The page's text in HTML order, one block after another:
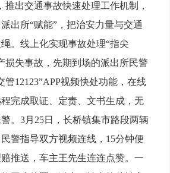
推出交通事故快速处理工作机制，
出所“赋能”，把治安力量与交通
。线上化实现事故处理“指尖
损失事故，先期到场的派出所民警
管12123”APP视频快处功能，在线
完成取证、定责、文书生成，无
。3月25日，长桥镇集市路段两辆
警指导双方视频连线，15分钟便
推送，车主王先生连连点赞。一